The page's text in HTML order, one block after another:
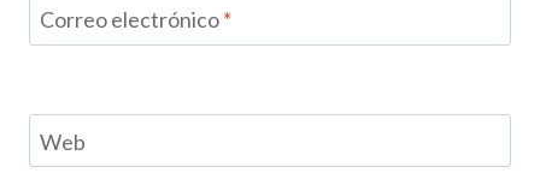
Correo electrónico*
Web